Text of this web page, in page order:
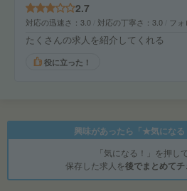
2.7
対応の迅速さ 3.0 対応の丁寧さ 3.0 フ
たくさんの求人を紹介してくれる
役に立った！
興味があったら「★気になる
「気になる！」を押し
保存した求人を後でまとめてチ